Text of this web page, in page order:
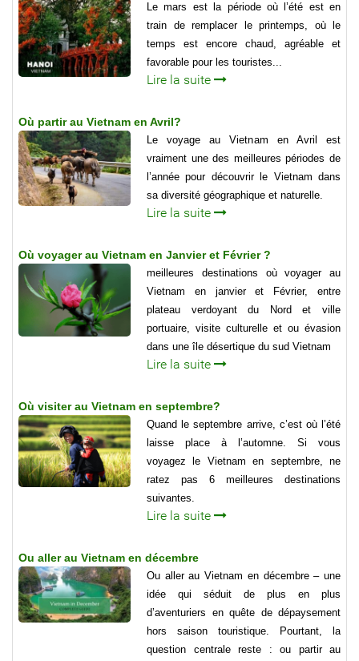
Le mars est la période où l’été est en
train de remplacer le printemps, où le
temps est encore chaud, agréable et
favorable pour les touristes...
Lire la suite
Où partir au Vietnam en Avril?
Le voyage au Vietnam en Avril est
vraiment une des meilleures périodes de
l’année pour découvrir le Vietnam dans
sa diversité géographique et naturelle.
Lire la suite
Où voyager au Vietnam en Janvier et Février ?
meilleures destinations où voyager au
Vietnam en janvier et Février, entre
plateau verdoyant du Nord et ville
portuaire, visite culturelle et ou évasion
dans une île désertique du sud Vietnam
Lire la suite
Où visiter au Vietnam en septembre?
Quand le septembre arrive, c’est où l’été
laisse place à l’automne. Si vous
voyagez le Vietnam en septembre, ne
ratez pas 6 meilleures destinations
suivantes.
Lire la suite
Ou aller au Vietnam en décembre
Ou aller au Vietnam en décembre – une
idée qui séduit de plus en plus
d’aventuriers en quête de dépaysement
hors saison touristique. Pourtant, la
question centrale reste : ou partir au